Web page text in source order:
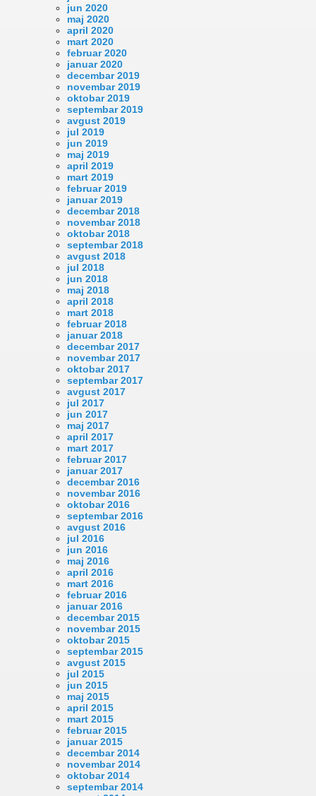
jun 2020
maj 2020
april 2020
mart 2020
februar 2020
januar 2020
decembar 2019
novembar 2019
oktobar 2019
septembar 2019
avgust 2019
jul 2019
jun 2019
maj 2019
april 2019
mart 2019
februar 2019
januar 2019
decembar 2018
novembar 2018
oktobar 2018
septembar 2018
avgust 2018
jul 2018
jun 2018
maj 2018
april 2018
mart 2018
februar 2018
januar 2018
decembar 2017
novembar 2017
oktobar 2017
septembar 2017
avgust 2017
jul 2017
jun 2017
maj 2017
april 2017
mart 2017
februar 2017
januar 2017
decembar 2016
novembar 2016
oktobar 2016
septembar 2016
avgust 2016
jul 2016
jun 2016
maj 2016
april 2016
mart 2016
februar 2016
januar 2016
decembar 2015
novembar 2015
oktobar 2015
septembar 2015
avgust 2015
jul 2015
jun 2015
maj 2015
april 2015
mart 2015
februar 2015
januar 2015
decembar 2014
novembar 2014
oktobar 2014
septembar 2014